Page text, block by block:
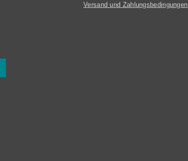
Versand und Zahlungsbedingungen